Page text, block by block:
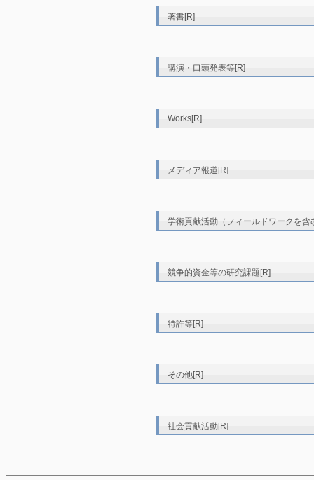
著書[R]
講演・口頭発表等[R]
Works[R]
メディア報道[R]
学術貢献活動（フィールドワークを含
競争的資金等の研究課題[R]
特許等[R]
その他[R]
社会貢献活動[R]